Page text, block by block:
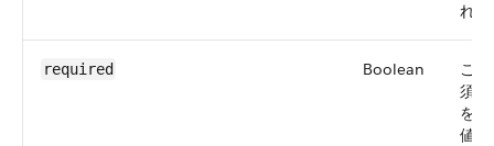
れ
required Boolean
こ
須
を
値